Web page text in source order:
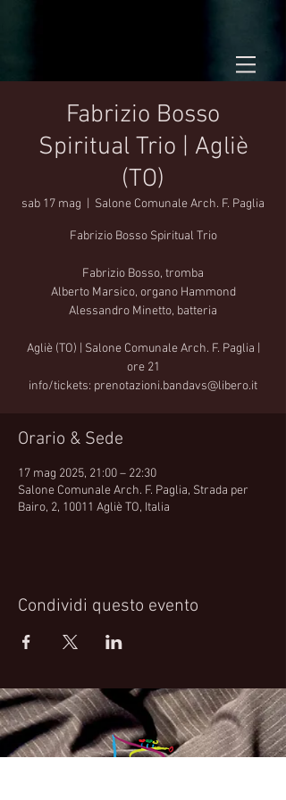
Fabrizio Bosso
Spiritual Trio | Agliè
(TO)
sab 17 mag Salone Comunale Arch. F. Paglia
Fabrizio Bosso Spiritual Trio
Fabrizio Bosso, tromba
Alberto Marsico, organo Hammond
Alessandro Minetto, batteria
Agliè (TO) | Salone Comunale Arch. F. Paglia |
ore 21
info/tickets: prenotazioni.bandavs@libero.it
Orario & Sede
17 mag 2025, 21:00 – 22:30
Salone Comunale Arch. F. Paglia, Strada per
Bairo, 2, 10011 Agliè TO, Italia
Condividi questo evento